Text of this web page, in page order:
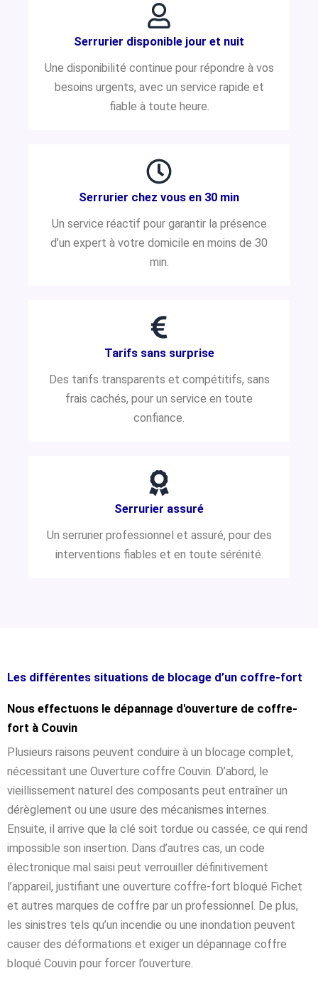
Serrurier disponible jour et nuit
Une disponibilité continue pour répondre à vos
besoins urgents, avec un service rapide et
fiable à toute heure.
Serrurier chez vous en 30 min
Un service réactif pour garantir la présence
d’un expert à votre domicile en moins de 30
min.
Tarifs sans surprise
Des tarifs transparents et compétitifs, sans
frais cachés, pour un service en toute
confiance.
Serrurier assuré
Un serrurier professionnel et assuré, pour des
interventions fiables et en toute sérénité.
Les différentes situations de blocage d’un coffre-fort
Nous effectuons le dépannage d'ouverture de coffre-
fort à Couvin
Plusieurs raisons peuvent conduire à un blocage complet,
nécessitant une Ouverture coffre Couvin. D’abord, le
vieillissement naturel des composants peut entraîner un
dérèglement ou une usure des mécanismes internes.
Ensuite, il arrive que la clé soit tordue ou cassée, ce qui rend
impossible son insertion. Dans d’autres cas, un code
électronique mal saisi peut verrouiller définitivement
l’appareil, justifiant une ouverture coffre-fort bloqué Fichet
et autres marques de coffre par un professionnel. De plus,
les sinistres tels qu’un incendie ou une inondation peuvent
causer des déformations et exiger un dépannage coffre
bloqué Couvin pour forcer l’ouverture.